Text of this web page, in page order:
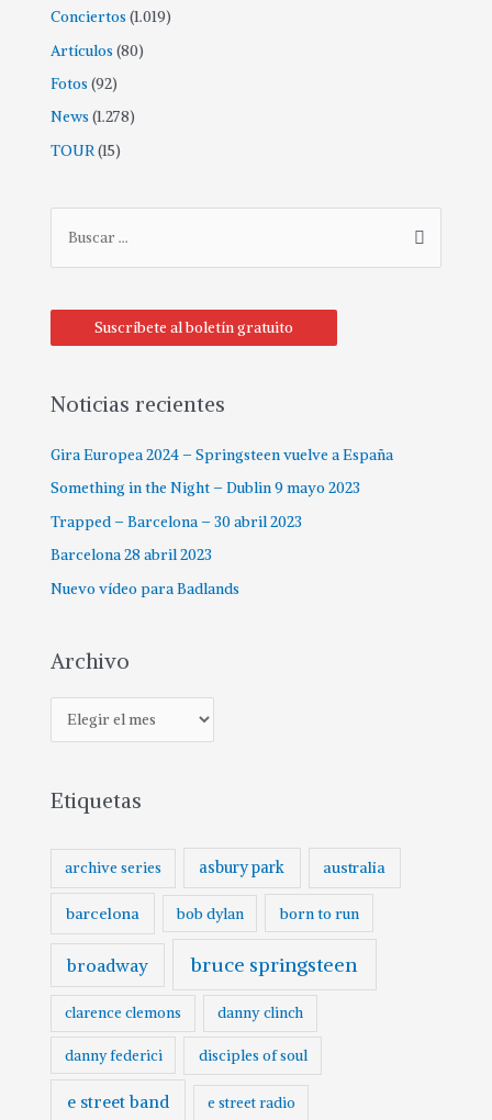
Conciertos (1.019)
Artículos (80)
Fotos (92)
News (1.278)
TOUR(15)
Suscríbete al boletín gratuito
Noticias recientes
Gira Europea 2024 – Springsteen vuelve a España
Something in the Night – Dublin 9 mayo 2023
Trapped – Barcelona – 30 abril 2023
Barcelona 28 abril 2023
Nuevo vídeo para Badlands
Archivo
Etiquetas
archive series asbury park australia
barcelona bob dylan born to run
broadway bruce springsteen
clarence clemons danny clinch
danny federici disciples of soul
e street band e street radio